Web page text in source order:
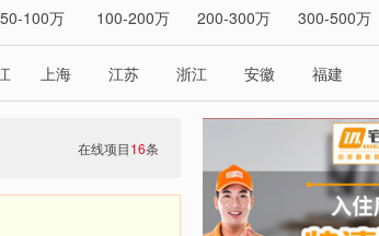
50-100万 100-200万 200-300万 300-500万
上海 江苏 浙江 安徽 福建
贵州 云南 西藏 陕西 甘肃
在线项目16条